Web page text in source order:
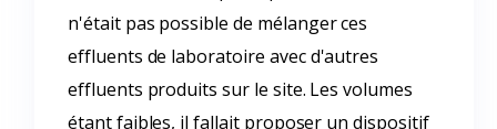
n'était pas possible de mélanger ces
effluents de laboratoire avec d'autres
effluents produits sur le site. Les volumes
étant faibles, il fallait proposer un dispositif